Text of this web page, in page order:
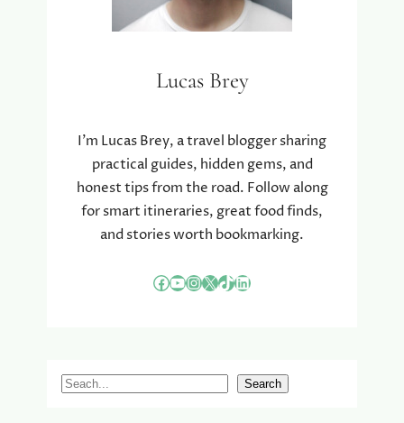
Lucas Brey
I’m Lucas Brey, a travel blogger sharing
practical guides, hidden gems, and
honest tips from the road. Follow along
for smart itineraries, great food finds,
and stories worth bookmarking.
Facebook YouTube InstagramX TikTok LinkedIn
S
Search